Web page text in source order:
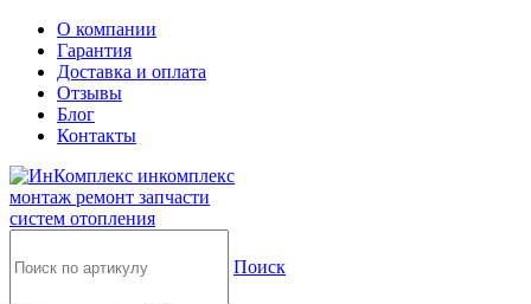
О компании
Гарантия
Доставка и оплата
Отзывы
Блог
Контакты
инкомплекс
монтаж ремонт запчасти
систем отопления
Поиск